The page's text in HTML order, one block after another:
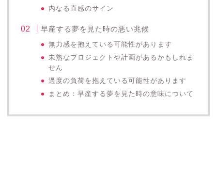
内なる直感のサイン
早産する夢を見た時の悪い兆候
無力感を抱えている可能性があります
未熟なプロジェクトや計画があるかもしれま
せん
過度の負荷を抱えている可能性があります
まとめ：早産する夢を見た時の意味について